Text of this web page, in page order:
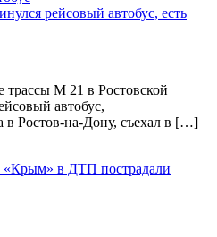
рейсовый автобус, есть
трассы М 21 в Ростовской
автобус,
в Ростов-на-Дону, съехал в […]
«Крым» в ДТП пострадали